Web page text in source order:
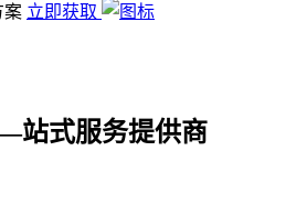
案 立即获取
站式服务提供商